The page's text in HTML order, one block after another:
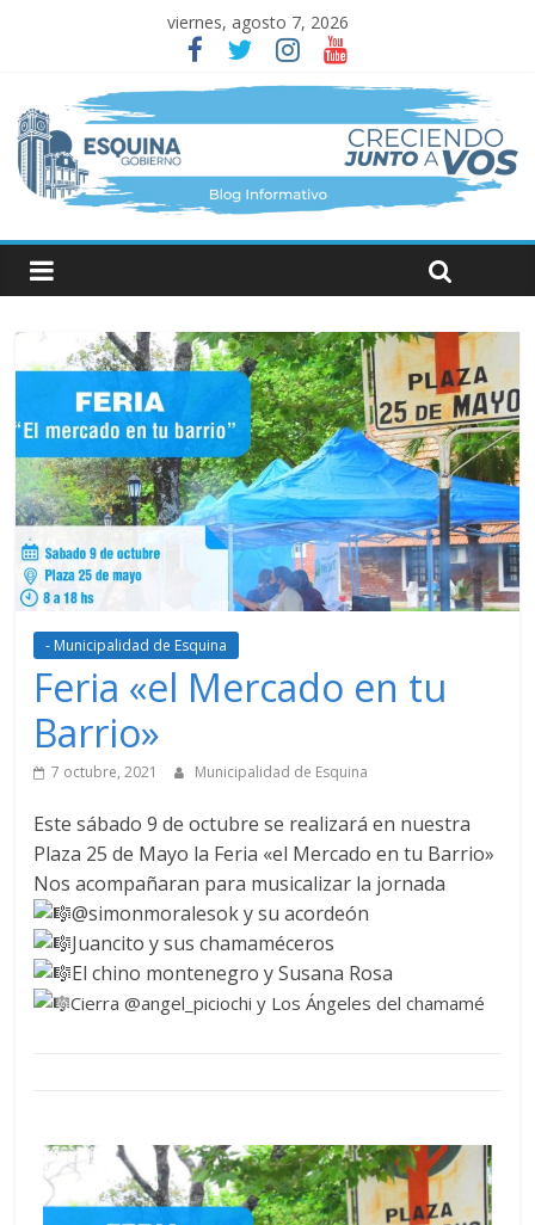
viernes, agosto 7, 2026
- Municipalidad de Esquina
Feria «el Mercado en tu
Barrio»
7 octubre, 2021 Municipalidad de Esquina
Este sábado 9 de octubre se realizará en nuestra
Plaza 25 de Mayo la Feria «el Mercado en tu Barrio»
Nos acompañaran para musicalizar la jornada
@simonmoralesok y su acordeón
Juancito y sus chamaméceros
El chino montenegro y Susana Rosa
Cierra @angel_piciochi y Los Ángeles del chamamé